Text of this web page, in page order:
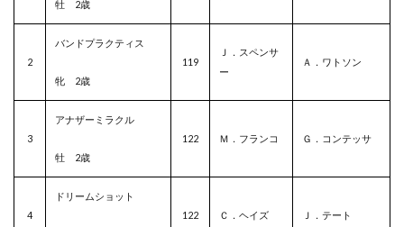
牡 2歳
2
バンドプラクティス
牝 2歳
119
Ｊ．スペンサ
ー
Ａ．ワトソン
3
アナザーミラクル
牡 2歳
122 Ｍ．フランコ Ｇ．コンテッサ
4
ドリームショット
122
Ｃ．ヘイズ Ｊ．テート